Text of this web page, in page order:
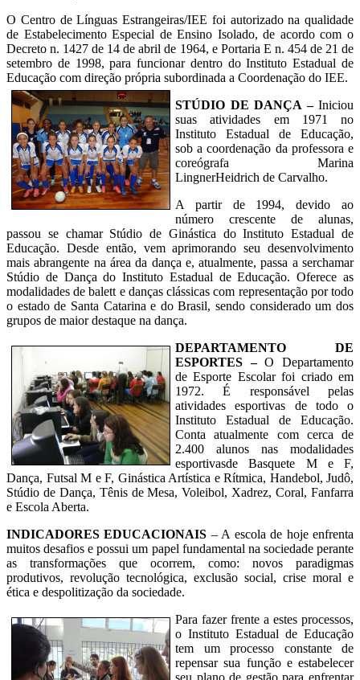
O Centro de Línguas Estrangeiras/IEE foi autorizado na qualidade
de Estabelecimento Especial de Ensino Isolado, de acordo com o
Decreto n. 1427 de 14 de abril de 1964, e Portaria E n. 454 de 21 de
setembro de 1998, para funcionar dentro do Instituto Estadual de
Educação com direção própria subordinada a Coordenação do IEE.
STÚDIO DE DANÇA – Iniciou
suas atividades em 1971 no
Instituto Estadual de Educação,
sob a coordenação da professora e
coreógrafa Marina
LingnerHeidrich de Carvalho.
A partir de 1994, devido ao
número crescente de alunas,
passou se chamar Stúdio de Ginástica do Instituto Estadual de
Educação. Desde então, vem aprimorando seu desenvolvimento
mais abrangente na área da dança e, atualmente, passa a serchamar
Stúdio de Dança do Instituto Estadual de Educação. Oferece as
modalidades de balett e danças clássicas com representação por todo
o estado de Santa Catarina e do Brasil, sendo considerado um dos
grupos de maior destaque na dança.
DEPARTAMENTO DE
ESPORTES –O Departamento
de Esporte Escolar foi criado em
1972. É responsável pelas
atividades esportivas de todo o
Instituto Estadual de Educação.
Conta atualmente com cerca de
2.400 alunos nas modalidades
esportivasde Basquete M e F,
Dança, Futsal M e F, Ginástica Artística e Rítmica, Handebol, Judô,
Stúdio de Dança, Tênis de Mesa, Voleibol, Xadrez, Coral, Fanfarra
e Escola Aberta.
INDICADORES EDUCACIONAIS – A escola de hoje enfrenta
muitos desafios e possui um papel fundamental na sociedade perante
as transformações que ocorrem, como: novos paradigmas
produtivos, revolução tecnológica, exclusão social, crise moral e
ética e despolitização da sociedade.
Para fazer frente a estes processos,
o Instituto Estadual de Educação
tem um processo constante de
repensar sua função e estabelecer
seu plano de gestão para enfrentar